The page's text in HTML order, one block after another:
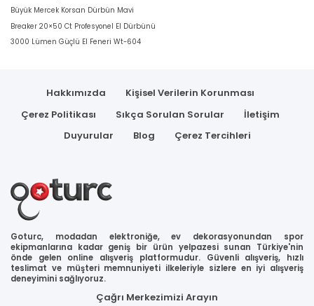
Büyük Mercek Korsan Dürbün Mavi
Breaker 20×50 Ct Profesyonel El Dürbünü
3000 Lümen Güçlü El Feneri Wt-604
Hakkımızda
Kişisel Verilerin Korunması
Çerez Politikası
Sıkça Sorulan Sorular
İletişim
Duyurular
Blog Çerez Tercihleri
Goturc, modadan elektroniğe, ev dekorasyonundan spor
ekipmanlarına kadar geniş bir ürün yelpazesi sunan Türkiye'nin
önde gelen online alışveriş platformudur. Güvenli alışveriş, hızlı
teslimat ve müşteri memnuniyeti ilkeleriyle sizlere en iyi alışveriş
deneyimini sağlıyoruz.
Çağrı Merkezimizi Arayın